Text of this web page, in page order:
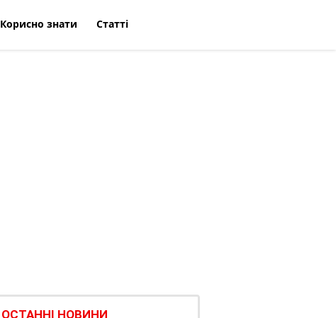
Корисно знати Статті
ОСТАННІ НОВИНИ